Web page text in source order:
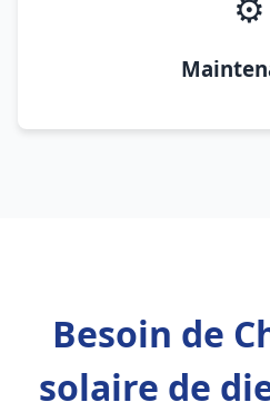
Besoin de
solaire de